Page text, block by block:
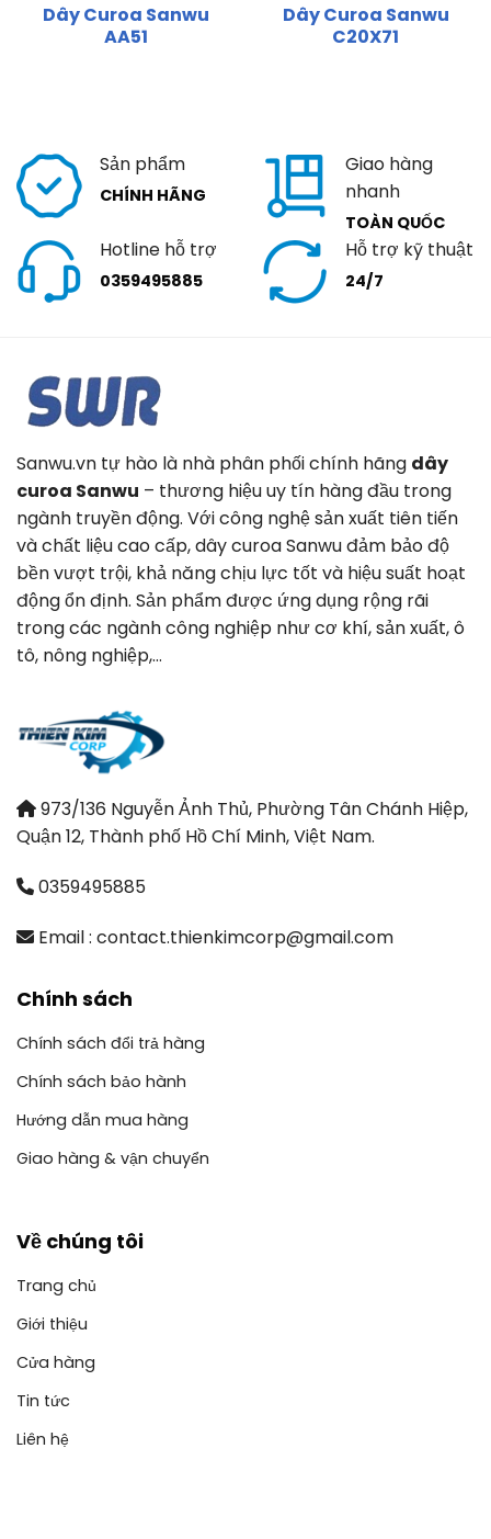
Dây Curoa Sanwu
AA51
Dây Curoa Sanwu
C20X71
Sản phẩm
CHÍNH HÃNG
Giao hàng
nhanh
TOÀN QUỐC
Hotline hỗ trợ
0359495885
Hỗ trợ kỹ thuật
24/7
Sanwu.vn tự hào là nhà phân phối chính hãng dây
curoa Sanwu – thương hiệu uy tín hàng đầu trong
ngành truyền động. Với công nghệ sản xuất tiên tiến
và chất liệu cao cấp, dây curoa Sanwu đảm bảo độ
bền vượt trội, khả năng chịu lực tốt và hiệu suất hoạt
động ổn định. Sản phẩm được ứng dụng rộng rãi
trong các ngành công nghiệp như cơ khí, sản xuất, ô
tô, nông nghiệp,…
973/136 Nguyễn Ảnh Thủ, Phường Tân Chánh Hiệp,
Quận 12, Thành phố Hồ Chí Minh, Việt Nam.
0359495885
Email : contact.thienkimcorp@gmail.com
Chính sách
Chính sách đổi trả hàng
Chính sách bảo hành
Hướng dẫn mua hàng
Giao hàng & vận chuyển
Về chúng tôi
Trang chủ
Giới thiệu
Cửa hàng
Tin tức
Liên hệ